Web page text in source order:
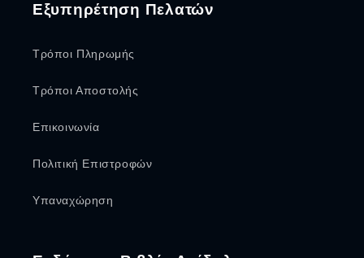
Εξυπηρέτηση Πελατών
Τρόποι Πληρωμής
Τρόποι Αποστολής
Επικοινωνία
Πολιτική Επιστροφών
Υπαναχώρηση